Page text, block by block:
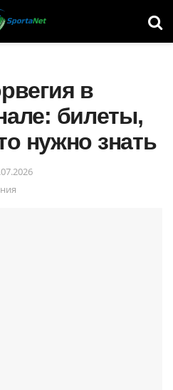
в
билеты,
нужно знать